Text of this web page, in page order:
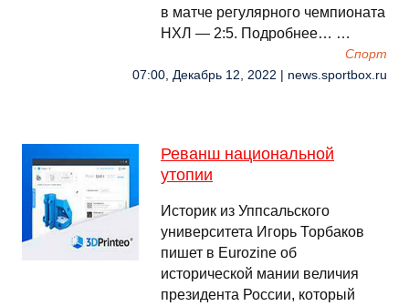
в матче регулярного чемпионата
НХЛ — 2:5. Подробнее… …
Спорт
07:00, Декабрь 12, 2022 | news.sportbox.ru
Реванш национальной
утопии
Историк из Уппсальского
университета Игорь Торбаков
пишет в Eurozine об
исторической мании величия
президента России, который